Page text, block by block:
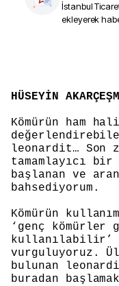
İstanbul
ekleyerek
HÜSEYİN
Kömürün ham
leonardit… Son
tamamlayıcı
başlanan ve
bahsediyorum.
Kömürün
‘genç kömürler
kullanılabilir’
vurguluyoruz.
bulunan
buradan